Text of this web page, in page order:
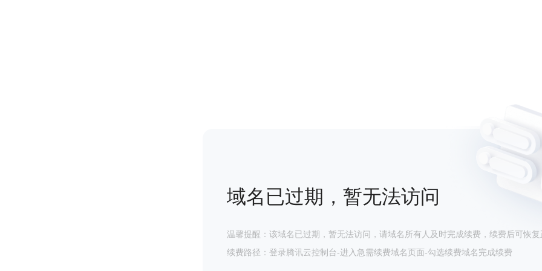
域名已过期，暂无法访问
温馨提醒：该域名已过期，暂无法访问，请域名所有人及时完成续费，续费后可恢复
续费路径：登录腾讯云控制台-进入急需续费域名页面-勾选续费域名完成续费